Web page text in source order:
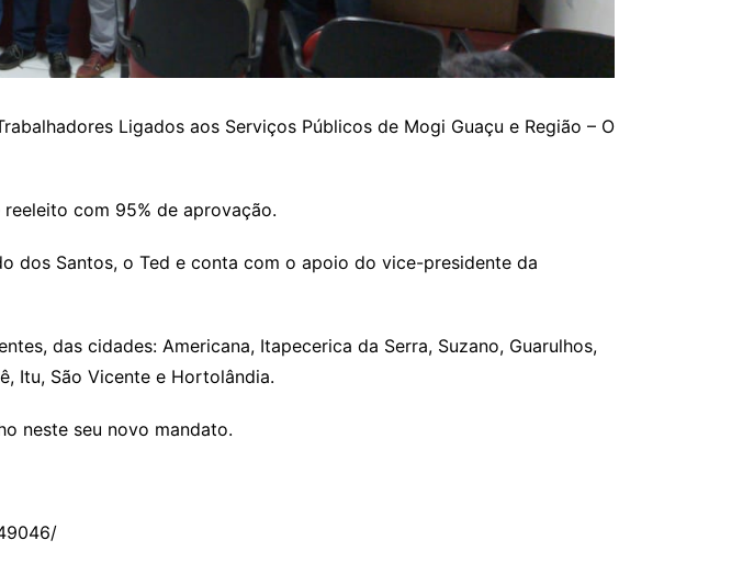
Ligados aos Serviços Públicos de Mogi Guaçu e Região – O
com 95% de aprovação.
dos Santos, o Ted e conta com o apoio do vice-presidente da
das cidades: Americana, Itapecerica da Serra, Suzano, Guarulhos,
Itu, São Vicente e Hortolândia.
neste seu novo mandato.